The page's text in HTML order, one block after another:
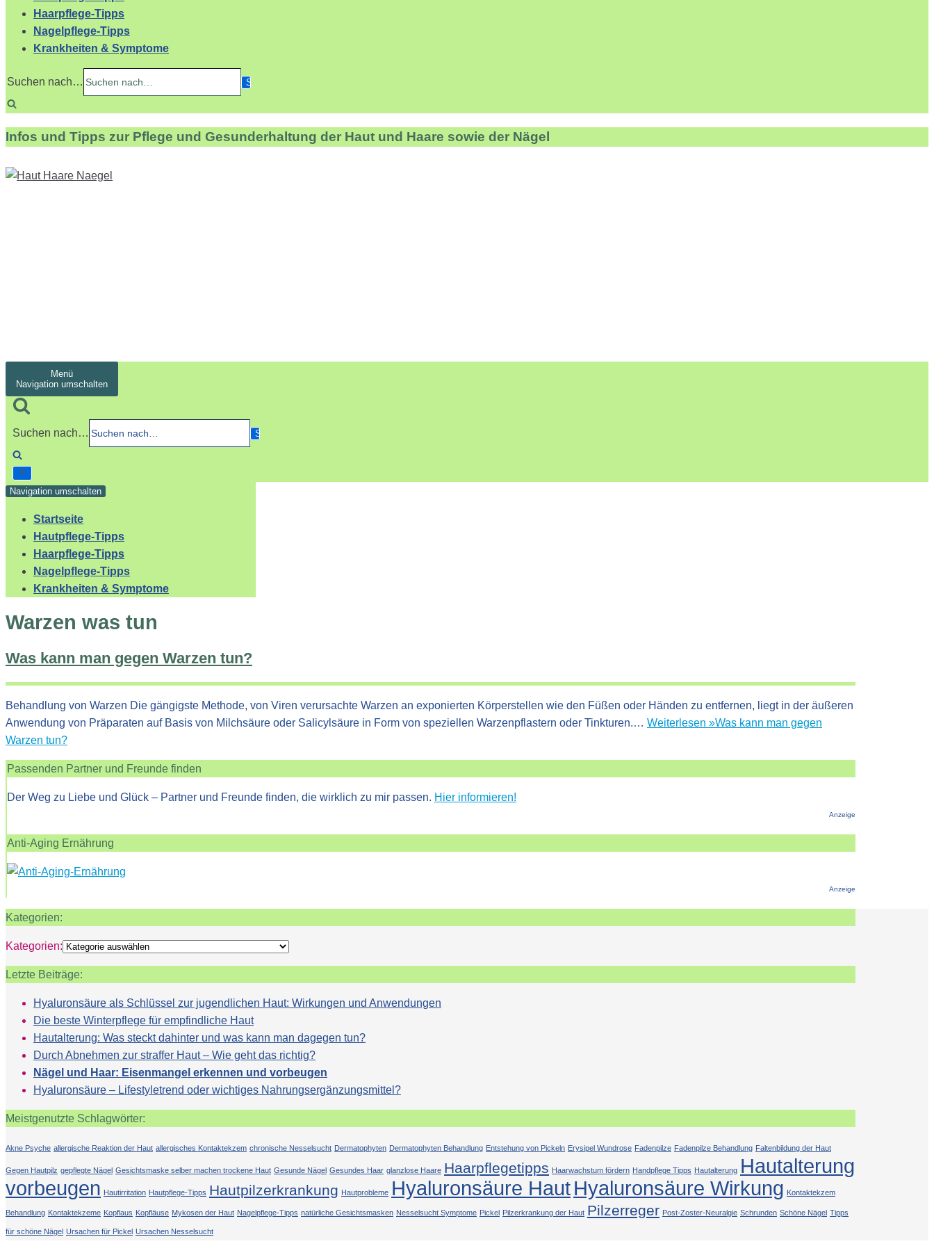
Haarpflege-Tipps
Nagelpflege-Tipps
Krankheiten & Symptome
Suchen nach…
Infos und Tipps zur Pflege und Gesunderhaltung der Haut und Haare sowie der Nägel
Menü
Navigation umschalten
Suchen nach…
Navigation umschalten
Startseite
Hautpflege-Tipps
Haarpflege-Tipps
Nagelpflege-Tipps
Krankheiten & Symptome
Warzen was tun
Was kann man gegen Warzen tun?
Behandlung von Warzen Die gängigste Methode, von Viren verursachte Warzen an exponierten Körperstellen wie den Füßen oder Händen zu entfernen, liegt in der äußeren
Anwendung von Präparaten auf Basis von Milchsäure oder Salicylsäure in Form von speziellen Warzenpflastern oder Tinkturen.… Weiterlesen »Was kann man gegen
Warzen tun?
Passenden Partner und Freunde finden
Der Weg zu Liebe und Glück – Partner und Freunde finden, die wirklich zu mir passen. Hier informieren!
Anzeige
Anti-Aging Ernährung
Anzeige
Kategorien:
Kategorien:
Letzte Beiträge:
Hyaluronsäure als Schlüssel zur jugendlichen Haut: Wirkungen und Anwendungen
Die beste Winterpflege für empfindliche Haut
Hautalterung: Was steckt dahinter und was kann man dagegen tun?
Durch Abnehmen zur straffer Haut – Wie geht das richtig?
Nägel und Haar: Eisenmangel erkennen und vorbeugen
Hyaluronsäure – Lifestyletrend oder wichtiges Nahrungsergänzungsmittel?
Meistgenutzte Schlagwörter:
Akne Psyche allergische Reaktion der Haut allergisches Kontaktekzem chronische Nesselsucht Dermatophyten Dermatophyten Behandlung Entstehung von Pickeln Erysipel Wundrose Fadenpilze Fadenpilze Behandlung Faltenbildung der Haut
Gegen Hautpilz gepflegte Nägel Gesichtsmaske selber machen trockene Haut Gesunde Nägel Gesundes Haar glanzlose Haare Haarpflegetipps Haarwachstum fördern Handpflege Tipps Hautalterung Hautalterung
vorbeugen Hautirritation Hautpflege-Tipps Hautpilzerkrankung Hautprobleme Hyaluronsäure HautHyaluronsäure Wirkung Kontaktekzem
Behandlung Kontaktekzeme Kopflaus Kopfläuse Mykosen der Haut Nagelpflege-Tipps natürliche Gesichtsmasken Nesselsucht Symptome Pickel Pilzerkrankung der Haut Pilzerreger Post-Zoster-Neuralgie Schrunden Schöne Nägel Tipps
für schöne Nägel Ursachen für Pickel Ursachen Nesselsucht